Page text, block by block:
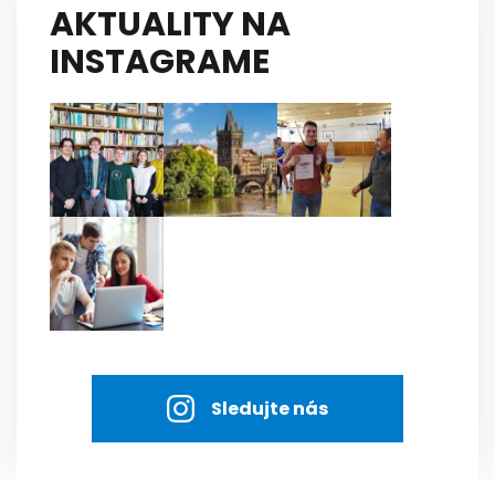
AKTUALITY NA
INSTAGRAME
Sledujte nás